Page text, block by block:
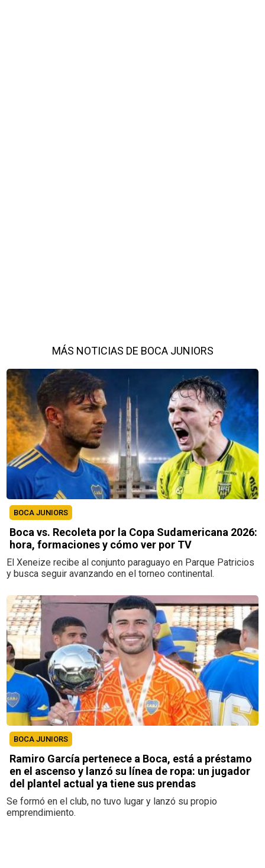
MÁS NOTICIAS DE BOCA JUNIORS
BOCA JUNIORS
Boca vs. Recoleta por la Copa Sudamericana 2026:
hora, formaciones y cómo ver por TV
El Xeneize recibe al conjunto paraguayo en Parque Patricios
y busca seguir avanzando en el torneo continental.
BOCA JUNIORS
Ramiro García pertenece a Boca, está a préstamo
en el ascenso y lanzó su línea de ropa: un jugador
del plantel actual ya tiene sus prendas
Se formó en el club, no tuvo lugar y lanzó su propio
emprendimiento.